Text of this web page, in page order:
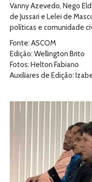
Vanny Azevedo, Nego
de Jussari e Lelei de
políticas e comunidade
Fonte: ASCOM
Edição: Wellington Brito
Fotos: Helton Fabiano
Auxiliares de Edição: